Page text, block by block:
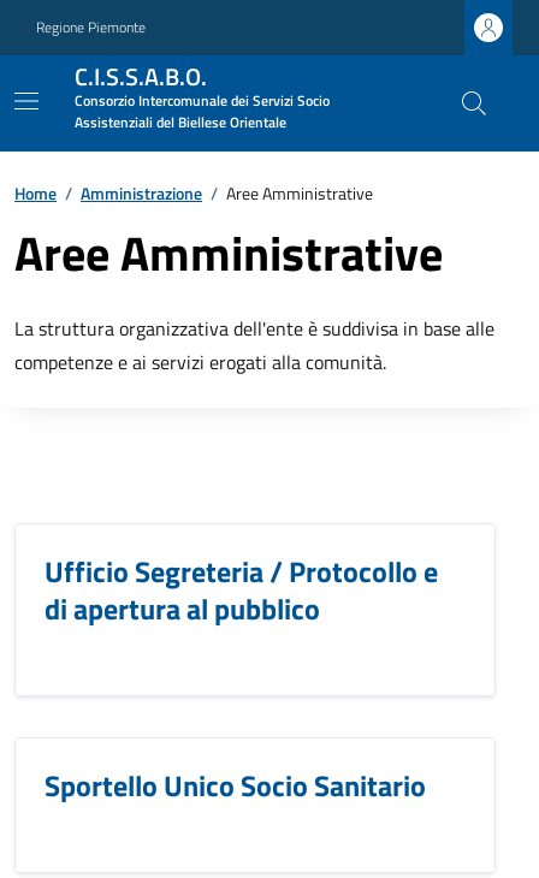
Regione Piemonte
C.I.S.S.A.B.O.
Consorzio Intercomunale dei Servizi Socio
Assistenziali del Biellese Orientale
Home / Amministrazione / Aree Amministrative
Aree Amministrative
La struttura organizzativa dell'ente è suddivisa in base alle
competenze e ai servizi erogati alla comunità.
Ufficio Segreteria / Protocollo e
di apertura al pubblico
Sportello Unico Socio Sanitario